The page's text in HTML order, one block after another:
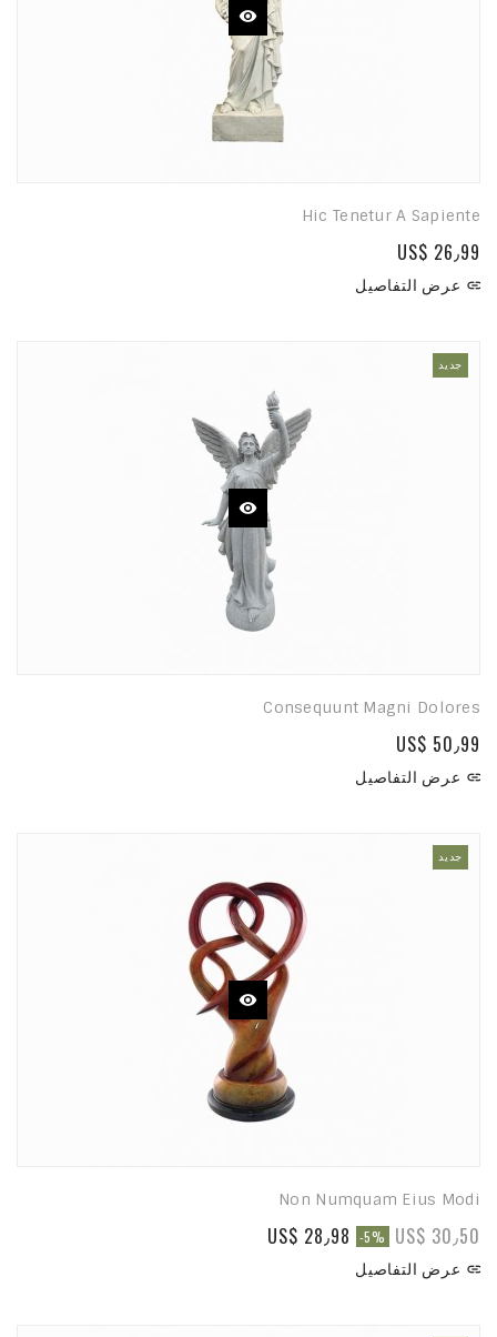
Hic Tenetur A Sapiente
US$ 26٫99
 عرض التفاصيل
جديد
Consequunt Magni Dolores
US$ 50٫99
 عرض التفاصيل
جديد
Non Numquam Eius Modi
US$ 28٫98 -5% US$ 30٫50
 عرض التفاصيل